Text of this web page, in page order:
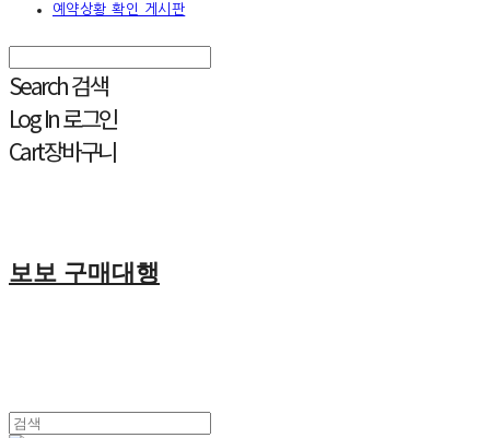
예약상황 확인 게시판
Search검색
Log In로그인
Cart장바구니
보보 구매대행